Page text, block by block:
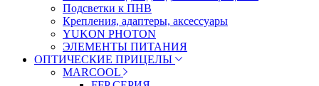
Подсветки к ПНВ
Крепления, адаптеры, аксессуары
YUKON PHOTON
ЭЛЕМЕНТЫ ПИТАНИЯ
ОПТИЧЕСКИЕ ПРИЦЕЛЫ
MARCOOL